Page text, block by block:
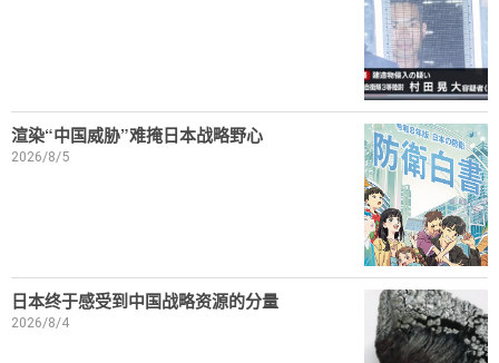
渲染“中国威胁”难掩日本战略野心
2026/8/5
日本终于感受到中国战略资源的分量
2026/8/4